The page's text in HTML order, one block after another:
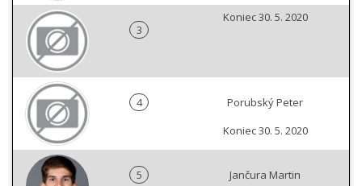
3
Koniec 30. 5. 2020
4
Porubský Peter
Koniec 30. 5. 2020
5
Jančura Martin